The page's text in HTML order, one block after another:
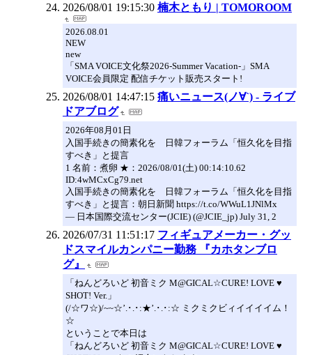
2026/08/01 19:15:30 楠木ともり | TOMOROOM
2026.08.01
NEW
new
「SMA VOICE文化祭2026-Summer Vacation-」SMA
VOICE会員限定 配信チケット販売スタート!
2026/08/01 14:47:15 痛いニュース(ノ∀`) - ライブ
ドアブログ
2026年08月01日
入国手続きの簡素化を 日韓フォーラム「恒久化を目指
すべき」と提言
1 名前：煮卵 ★：2026/08/01(土) 00:14:10.62
ID:4wMCxCg79.net
入国手続きの簡素化を 日韓フォーラム「恒久化を目指
すべき」と提言：朝日新聞 https://t.co/WWuL1JNlMx
— 日本国際交流センター(JCIE) (@JCIE_jp) July 31, 2
2026/07/31 11:51:17 フィギュアメーカー・グッ
ドスマイルカンパニー勤務 『カホタンブロ
グ』
「ねんどろいど 初音ミク M@GICAL☆CURE! LOVE ♥
SHOT! Ver.」
(/☆ワ☆)/~~☆’.･.･:★’.･.･:☆ ミクミクビィイイイイム！
☆
ということで本日は
「ねんどろいど 初音ミク M@GICAL☆CURE! LOVE ♥